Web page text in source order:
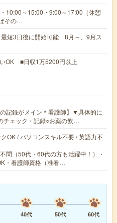
10:00～15:00・9:00～17:00（休憩
その…
短3日後に開始可能 8月～、9月ス
OK ■日収1万5200円以上
の記録がメイン＊看護師】▼具体的に
チェック・記録○お薬の飲…
OK / パソコンスキル不要 / 英語力不
（50代・60代の方も活躍中！）・
・看護師資格（准看…
40代 50代
60代